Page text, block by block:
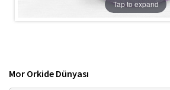
Tap to expand
Mor Orkide Dünyası